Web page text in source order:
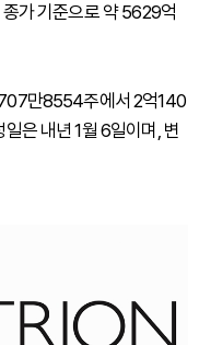
가 기준으로 약 5629억
만8554주에서 2억140
은 내년 1월 6일이며, 변